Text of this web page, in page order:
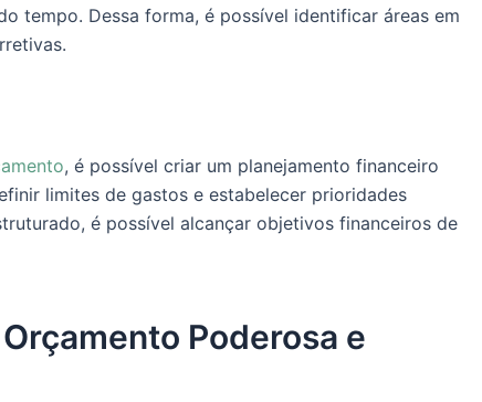
tempo. Dessa forma, é possível identificar áreas em
, é possível criar um planejamento financeiro
limites de gastos e estabelecer prioridades
é possível alcançar objetivos financeiros de
Poderosa e